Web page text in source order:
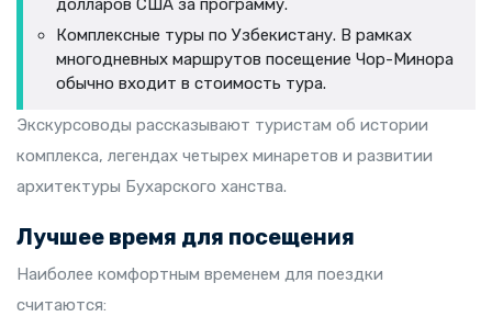
долларов США за программу.
Комплексные туры по Узбекистану. В рамках
многодневных маршрутов посещение Чор-Минора
обычно входит в стоимость тура.
Экскурсоводы рассказывают туристам об истории
комплекса, легендах четырех минаретов и развитии
архитектуры Бухарского ханства.
Лучшее время для посещения
Наиболее комфортным временем для поездки
считаются: